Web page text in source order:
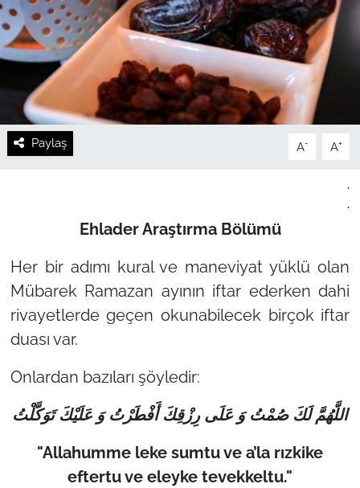
Paylaş A- A+
.
.
Ehlader Araştırma Bölümü
Her bir adımı kural ve maneviyat yüklü olan
Mübarek Ramazan ayının iftar ederken dahi
rivayetlerde geçen okunabilecek birçok iftar
duası var.
Onlardan bazıları şöyledir:
اللَّهُمَّ لَكَ صُمْتُ وَ عَلَى رِزْقِكَ أَفْطَرْتُ وَ عَلَيْكَ تَوَكَّلْتُ
"Allahumme leke sumtu ve a’la rızkike
eftertu ve eleyke tevekkeltu."